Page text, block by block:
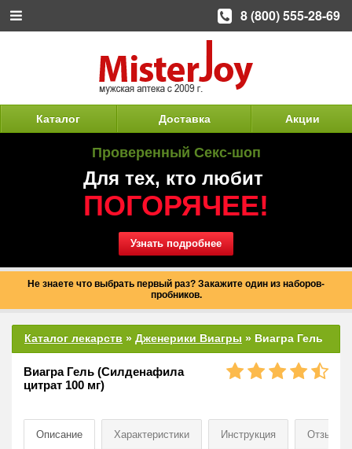
Каталог Доставка Акции
Проверенный Секс-шоп
Для тех, кто любит
ПОГОРЯЧЕЕ!
Узнать подробнее
Не знаете что выбрать первый раз? Закажите один из наборов-
пробников.
Каталог лекарств » Дженерики Виагры » Виагра Гель
Виагра Гель (Силденафила
цитрат 100 мг)
Описание Характеристики Инструкция Отзывы
8 (800) 555-28-69